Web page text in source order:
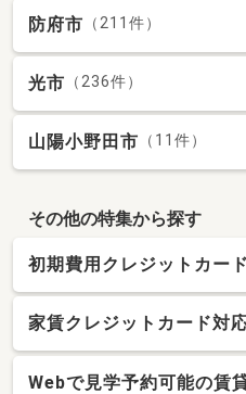
防府市 （211件）
光市 （236件）
山陽小野田市 （11件）
その他の特集から探す
初期費用クレジットカー
家賃クレジットカード対
Webで見学予約可能の賃